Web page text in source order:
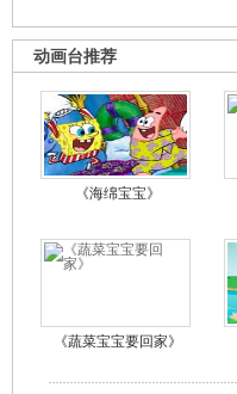
动画台推荐
《海绵宝宝》
《蔬菜宝宝要回家》